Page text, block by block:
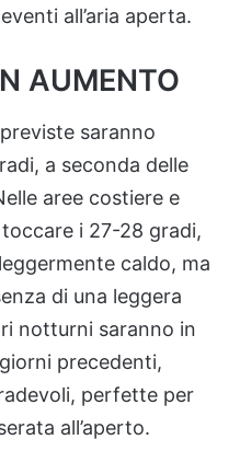
all’aria aperta.
AUMENTO
saranno
a seconda delle
aree costiere e
i 27-28 gradi,
caldo, ma
di una leggera
notturni saranno in
precedenti,
perfette per
all’aperto.